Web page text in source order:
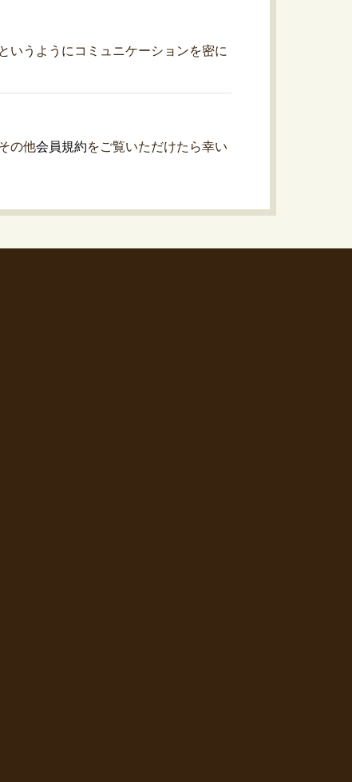
いうようにコミュニケーションを密に
の他会員規約をご覧いただけたら幸い